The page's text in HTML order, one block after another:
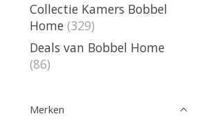
Collectie Kamers Bobbel
Home (329)
Deals van Bobbel Home
(86)
Merken